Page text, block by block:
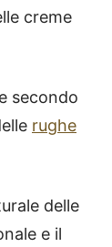
creme
secondo
rughe
delle
e il